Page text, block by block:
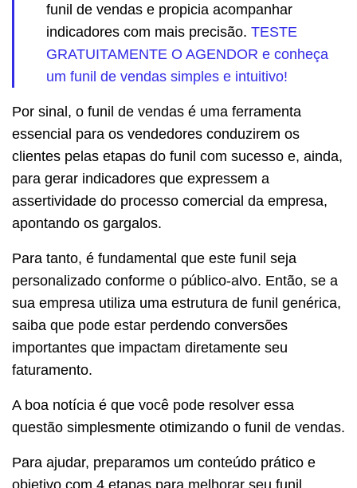
funil de vendas e propicia acompanhar
indicadores com mais precisão. TESTE
GRATUITAMENTE O AGENDOR e conheça
um funil de vendas simples e intuitivo!
Por sinal, o funil de vendas é uma ferramenta
essencial para os vendedores conduzirem os
clientes pelas etapas do funil com sucesso e, ainda,
para gerar indicadores que expressem a
assertividade do processo comercial da empresa,
apontando os gargalos.
Para tanto, é fundamental que este funil seja
personalizado conforme o público-alvo. Então, se a
sua empresa utiliza uma estrutura de funil genérica,
saiba que pode estar perdendo conversões
importantes que impactam diretamente seu
faturamento.
A boa notícia é que você pode resolver essa
questão simplesmente otimizando o funil de vendas.
Para ajudar, preparamos um conteúdo prático e
objetivo com 4 etapas para melhorar seu funil.